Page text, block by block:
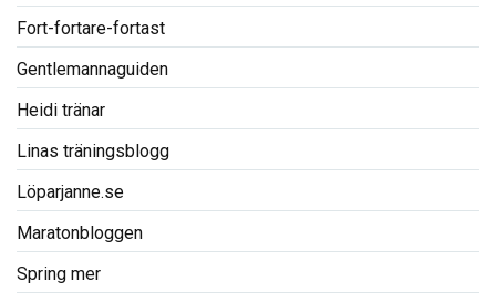
Fort-fortare-fortast
Gentlemannaguiden
Heidi tränar
Linas träningsblogg
Löparjanne.se
Maratonbloggen
Spring mer